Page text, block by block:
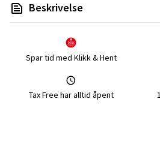
Beskrivelse
Spar tid med Klikk & Hent
Tax Free har alltid åpent